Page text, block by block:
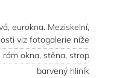
eurokna. Meziskelní,
viz fotogalerie níže
rám okna, stěna, strop
barvený hliník